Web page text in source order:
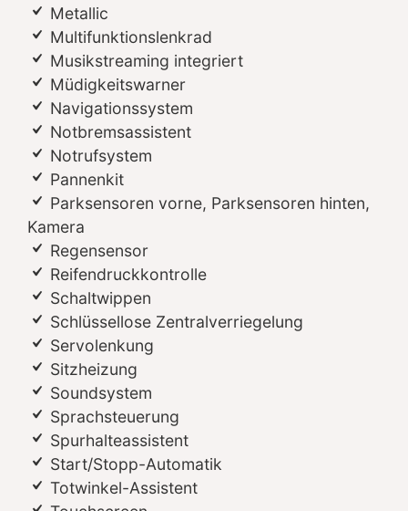
Metallic
Multifunktionslenkrad
Musikstreaming integriert
Müdigkeitswarner
Navigationssystem
Notbremsassistent
Notrufsystem
Pannenkit
Parksensoren vorne, Parksensoren hinten,
Kamera
Regensensor
Reifendruckkontrolle
Schaltwippen
Schlüssellose Zentralverriegelung
Servolenkung
Sitzheizung
Soundsystem
Sprachsteuerung
Spurhalteassistent
Start/Stopp-Automatik
Totwinkel-Assistent